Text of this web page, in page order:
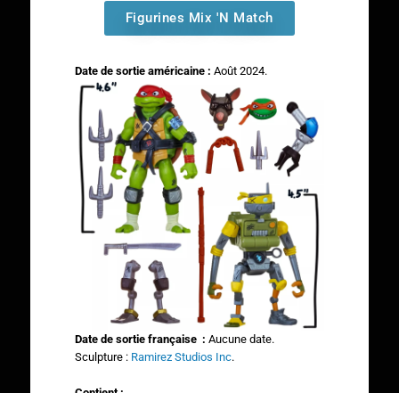
Figurines Mix 'N Match
Date de sortie américaine : Août 2024.
Date de sortie française : Aucune date.
Sculpture : Ramirez Studios Inc.